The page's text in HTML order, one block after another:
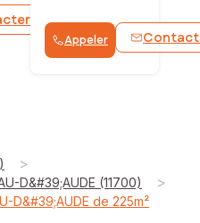
WhatsApp
Appeler
>
D&#39;AUDE (11700) >
D&#39;AUDE de 225m²